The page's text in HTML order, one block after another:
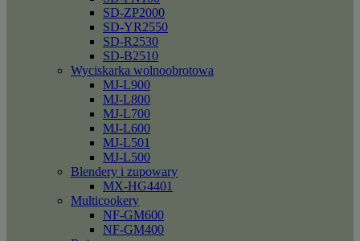
SD-ZP2000
SD-YR2550
SD-R2530
SD-B2510
Wyciskarka wolnoobrotowa
MJ-L900
MJ-L800
MJ-L700
MJ-L600
MJ-L501
MJ-L500
Blendery i zupowary
MX-HG4401
Multicookery
NF-GM600
NF-GM400